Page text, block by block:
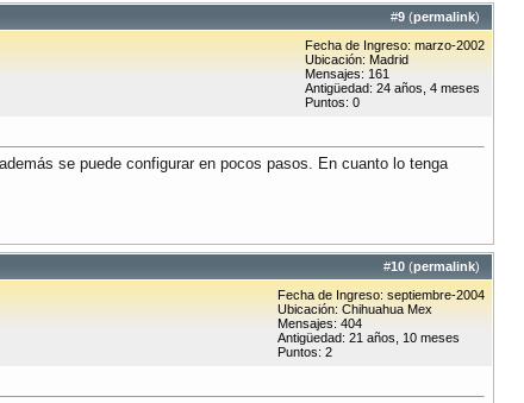
#9 (permalink)
Fecha de Ingreso: marzo-2002
Ubicación: Madrid
Mensajes: 161
Antigüedad: 24 años, 4 meses
Puntos: 0
se puede configurar en pocos pasos. En cuanto lo tenga
#10 (permalink)
Fecha de Ingreso: septiembre-2004
Ubicación: Chihuahua Mex
Mensajes: 404
Antigüedad: 21 años, 10 meses
Puntos: 2